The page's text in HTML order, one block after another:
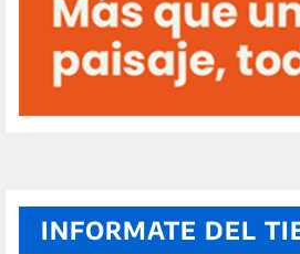
INFORMATE DEL